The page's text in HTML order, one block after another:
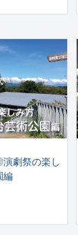
劇祭の楽し
編